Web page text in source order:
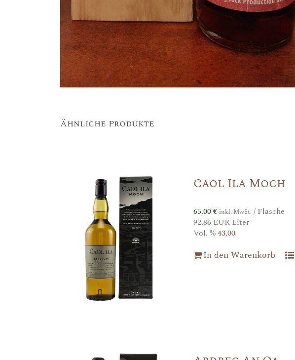
Ähnliche Produkte
Caol Ila Moch
65,00€ inkl. MwSt./ Flasche
92,86 EUR Liter
Vol. %43,00
In den Warenkorb